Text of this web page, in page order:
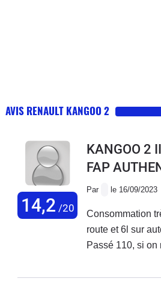
AVIS RENAULT KANGOO 2
14,2 /20
KANGOO 2
FAP
Par le 16/09/2023
Consommation
route et 6l sur
Passé 110, si on
donc rallongé, avec plus de prise au